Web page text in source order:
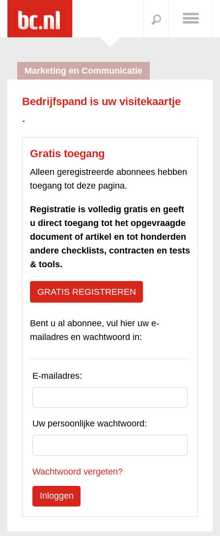
Marketing en Communicatie
Bedrijfspand is uw visitekaartje
-
Gratis toegang
Alleen geregistreerde abonnees hebben
toegang tot deze pagina.
Registratie is volledig gratis en geeft
u direct toegang tot het opgevraagde
document of artikel en tot honderden
andere checklists, contracten en tests
& tools.
GRATIS REGISTREREN
Bent u al abonnee, vul hier uw e-
mailadres en wachtwoord in:
E-mailadres:
Uw persoonlijke wachtwoord:
Wachtwoord vergeten?